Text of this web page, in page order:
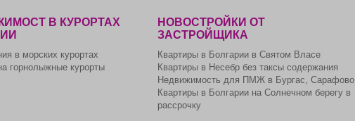
В КУРОРТАХ
в морских курортах
горнолыжные курорты
НОВОСТРОЙКИ ОТ
ЗАСТРОЙЩИКА
Квартиры в Болгарии в Святом Власе
Квартиры в Несебр без таксы содержания
Недвижимость для ПМЖ в Бургас, Сарафово
Квартиры в Болгарии на Солнечном берегу в
рассрочку